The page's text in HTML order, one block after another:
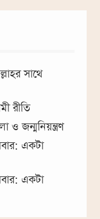
সাথে
রীতি
ও জন্মনিয়ন্ত্রণ
একটা
একটা